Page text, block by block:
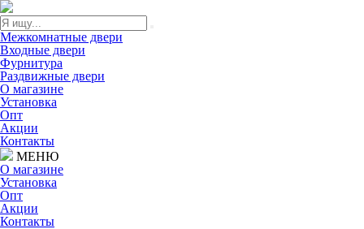
Межкомнатные двери
Входные двери
Фурнитура
Раздвижные двери
О магазине
Установка
Опт
Акции
Контакты
МЕНЮ
О магазине
Установка
Опт
Акции
Контакты